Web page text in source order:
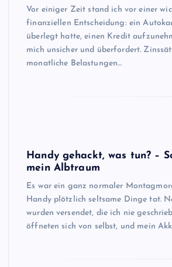
Vor einiger Zeit stand ich vor einer
finanziellen Entscheidung: ein
überlegt hatte, einen Kredit
mich unsicher und überfordert.
monatliche Belastungen…
Handy gehackt, was tun? –
mein Albtraum
Es war ein ganz normaler
Handy plötzlich seltsame Dinge tat.
wurden versendet, die ich nie
öffneten sich von selbst, und mein